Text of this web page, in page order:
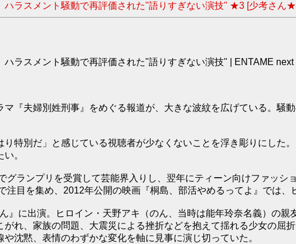
ラスメント騒動で再評価された"語りすぎない演技" ★3 [少考さん
ラスメント騒動で再評価された"語りすぎない演技" | ENTAME next
『夫婦別姓刑事』をめぐる報道が、大きな波紋を広げている。騒
特別だ」と感じている視聴者が少なくないことを浮き彫りにした
。
グランプリを受賞して芸能界入りし、翌年にティーン向けファッ
目を集め、2012年公開の映画『桐島、部活やめるってよ』では、
』に出演。ヒロイン・天野アキ（のん、当時は能年玲奈名義）の
れ、家族の問題、大震災による挫折などを抱えて揺れる少女の屈
沈黙、表情のわずかな変化を軸に見事に演じ切っていた。